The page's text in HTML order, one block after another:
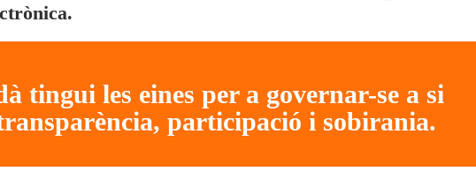
tingui les eines per a governar-se a si
participació i sobirania.